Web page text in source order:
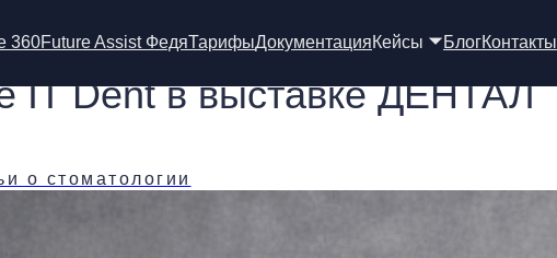
360Future Assist ФедяТарифыДокументацияКейсы 🞃БлогКонтакты
IT Dent в выставке ДЕНТАЛ
о стоматологии